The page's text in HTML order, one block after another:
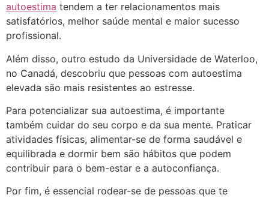
autoestima tendem a ter relacionamentos mais
satisfatórios, melhor saúde mental e maior sucesso
profissional.
Além disso, outro estudo da Universidade de Waterloo,
no Canadá, descobriu que pessoas com autoestima
elevada são mais resistentes ao estresse.
Para potencializar sua autoestima, é importante
também cuidar do seu corpo e da sua mente. Praticar
atividades físicas, alimentar-se de forma saudável e
equilibrada e dormir bem são hábitos que podem
contribuir para o bem-estar e a autoconfiança.
Por fim, é essencial rodear-se de pessoas que te